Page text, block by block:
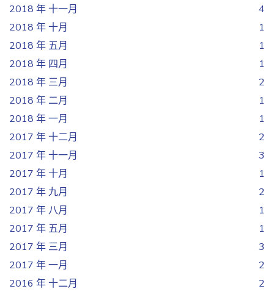
2018 年 十一月
4
2018 年 十月
1
2018 年 五月
1
2018 年 四月
1
2018 年 三月
2
2018 年 二月
1
2018 年 一月
1
2017 年 十二月
2
2017 年 十一月
3
2017 年 十月
1
2017 年 九月
2
2017 年 八月
1
2017 年 五月
1
2017 年 三月
3
2017 年 一月
2
2016 年 十二月
2